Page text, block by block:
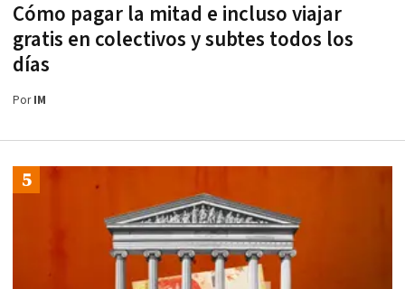
Cómo pagar la mitad e incluso viajar
gratis en colectivos y subtes todos los
días
PorIM